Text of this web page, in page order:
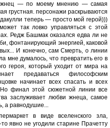
жнец — по моему мнению — самая
грустная. персонажи раскрываются
теперь — просто мой герой)))
так ловко управляться с этой
Редж Башмак оказался едва ли не
фонтанирующий энергией, каковой
И конечно, сам Смерть, о линии
мне думалось, что превратить его в
героя, который уходит от мира на
предаваться философским
начинает всех спасать и всех
финал этой сюжетной линии все
заслуживает любви жнеца, самое
а равнодушие...
в виде вселенского зла,
явно не угодили старине Прачетту